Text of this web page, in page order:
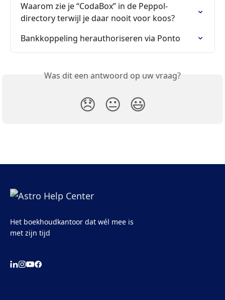
Waarom zie je “CodaBox” in de Peppol-
directory terwijl je daar nooit voor koos?
Bankkoppeling herauthoriseren via Ponto
Was dit een antwoord op uw vraag?
😞 😐 😃
Het boekhoudkantoor dat wél mee is
met zijn tijd